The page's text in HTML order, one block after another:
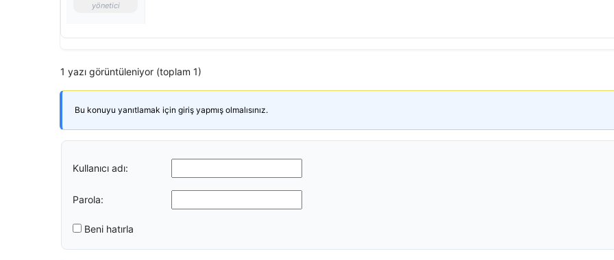
yönetici
1 yazı görüntüleniyor (toplam 1)
Bu konuyu yanıtlamak için giriş yapmış olmalısınız.
Kullanıcı adı:
Parola:
Beni hatırla